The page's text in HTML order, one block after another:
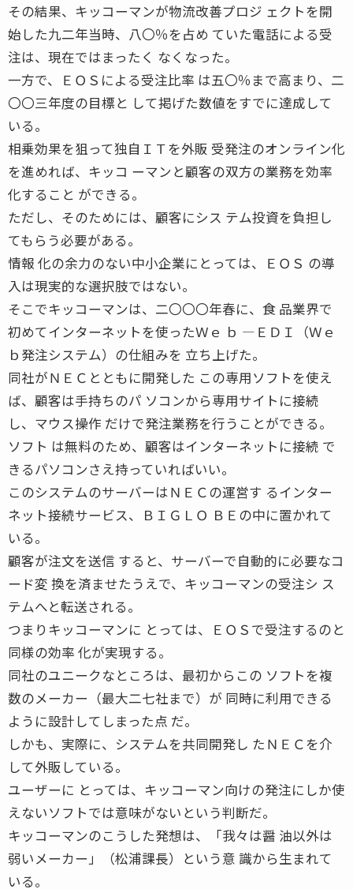
その結果、キッコーマンが物流改善プロジ ェクトを開
始した九二年当時、八〇％を占め ていた電話による受
注は、現在ではまったく なくなった。
一方で、ＥＯＳによる受注比率 は五〇％まで高まり、二
〇〇三年度の目標と して掲げた数値をすでに達成して
いる。
相乗効果を狙って独自ＩＴを外販 受発注のオンライン化
を進めれば、キッコ ーマンと顧客の双方の業務を効率
化すること ができる。
ただし、そのためには、顧客にシス テム投資を負担し
てもらう必要がある。
情報 化の余力のない中小企業にとっては、ＥＯＳ の導
入は現実的な選択肢ではない。
そこでキッコーマンは、二〇〇〇年春に、食 品業界で
初めてインターネットを使ったＷｅ ｂ ―ＥＤＩ（Ｗｅ
ｂ発注システム）の仕組みを 立ち上げた。
同社がＮＥＣとともに開発した この専用ソフトを使え
ば、顧客は手持ちのパ ソコンから専用サイトに接続
し、マウス操作 だけで発注業務を行うことができる。
ソフト は無料のため、顧客はインターネットに接続 で
きるパソコンさえ持っていればいい。
このシステムのサーバーはＮＥＣの運営す るインター
ネット接続サービス、ＢＩＧＬＯ ＢＥの中に置かれて
いる。
顧客が注文を送信 すると、サーバーで自動的に必要なコ
ード変 換を済ませたうえで、キッコーマンの受注シ ス
テムへと転送される。
つまりキッコーマンに とっては、ＥＯＳで受注するのと
同様の効率 化が実現する。
同社のユニークなところは、最初からこの ソフトを複
数のメーカー（最大二七社まで）が 同時に利用できる
ように設計してしまった点 だ。
しかも、実際に、システムを共同開発し たＮＥＣを介
して外販している。
ユーザーに とっては、キッコーマン向けの発注にしか使
えないソフトでは意味がないという判断だ。
キッコーマンのこうした発想は、「我々は醤 油以外は
弱いメーカー」（松浦課長）という意 識から生まれて
いる。